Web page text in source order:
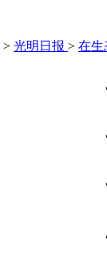
> 光明日报 > 在生